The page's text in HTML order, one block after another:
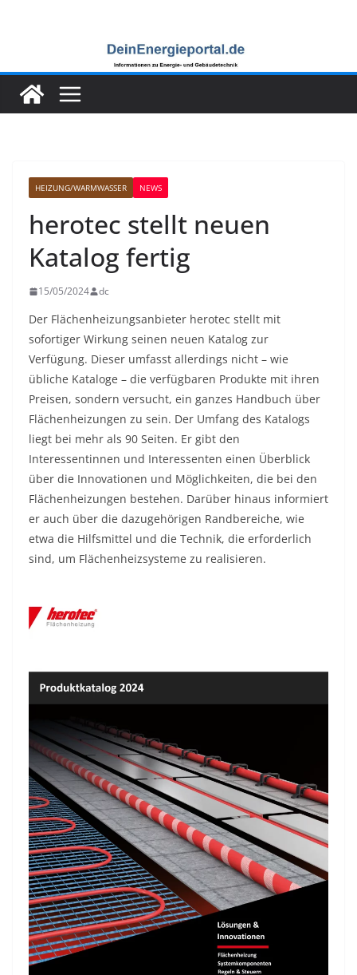
HEIZUNG/WARMWASSER NEWS
herotec stellt neuen
Katalog fertig
15/05/2024 dc
Der Flächenheizungsanbieter herotec stellt mit
sofortiger Wirkung seinen neuen Katalog zur
Verfügung. Dieser umfasst allerdings nicht – wie
übliche Kataloge – die verfügbaren Produkte mit ihren
Preisen, sondern versucht, ein ganzes Handbuch über
Flächenheizungen zu sein. Der Umfang des Katalogs
liegt bei mehr als 90 Seiten. Er gibt den
Interessentinnen und Interessenten einen Überblick
über die Innovationen und Möglichkeiten, die bei den
Flächenheizungen bestehen. Darüber hinaus informiert
er auch über die dazugehörigen Randbereiche, wie
etwa die Hilfsmittel und die Technik, die erforderlich
sind, um Flächenheizsysteme zu realisieren.